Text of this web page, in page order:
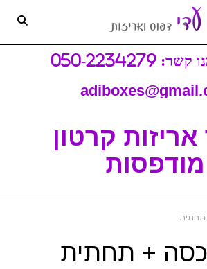
050-2234279
אריזות קרטון
מודפסות
תחתית
+ תחתית